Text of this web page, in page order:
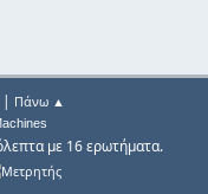
Πάνω ▲
με 16 ερωτήματα.